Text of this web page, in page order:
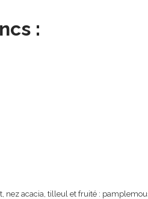
:
nez acacia, tilleul et fruité :